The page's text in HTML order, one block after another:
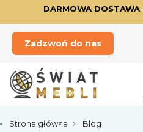
DARMOWA
Zadzwoń do nas
Strona główna
Blog